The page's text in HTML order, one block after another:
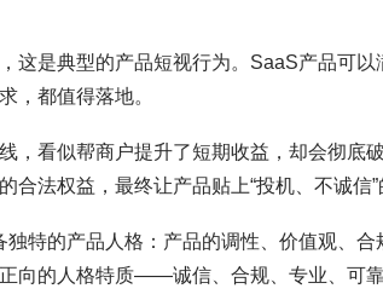
这是典型的产品短视行为。SaaS产品可
，都值得落地。
，看似帮商户提升了短期收益，却会彻底
合法权益，最终让产品贴上“投机、不诚信”
独特的产品人格：产品的调性、价值观、
向的人格特质——诚信、合规、专业、可